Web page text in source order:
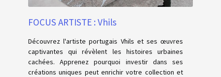
FOCUS ARTISTE : Vhils
Découvrez l'artiste portugais Vhils et ses œuvres
captivantes qui révèlent les histoires urbaines
cachées. Apprenez pourquoi investir dans ses
créations uniques peut enrichir votre collection et